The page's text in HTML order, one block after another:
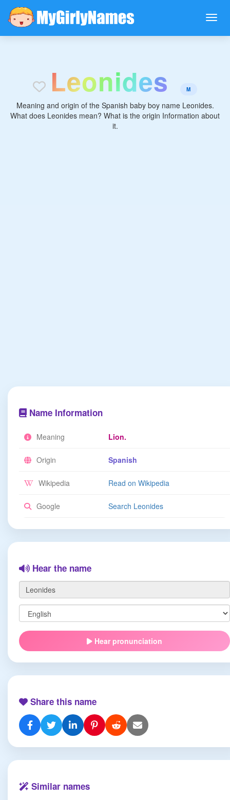
Leonides M
Meaning and origin of the Spanish baby boy name Leonides.
What does Leonides mean? What is the origin Information about
it.
Name Information
Meaning Lion.
Origin Spanish
Wikipedia Read on Wikipedia
Google Search Leonides
Hear the name
Hear pronunciation
Share this name
Similar names